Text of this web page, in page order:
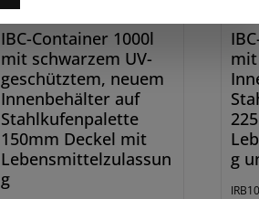
IBC-Container 1000l
mit schwarzem UV-
geschütztem, neuem
Innenbehälter auf
Stahlkufenpalette
150mm Deckel mit
Lebensmittelzulassun
g
g